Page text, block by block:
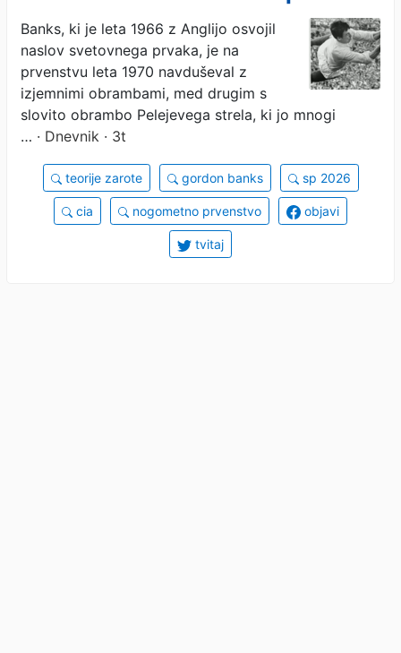
angleškega vratarja
Banks, ki je leta 1966 z Anglijo osvojil
naslov svetovnega prvaka, je na
prvenstvu leta 1970 navduševal z
izjemnimi obrambami, med drugim s
slovito obrambo Pelejevega strela, ki jo mnogi
… · Dnevnik · 3t
teorije zarote gordon banks sp 2026
cia nogometno prvenstvo objavi
tvitaj